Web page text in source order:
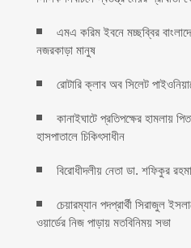
এমএ করিম ইবনে মচ্ছব্বির
নজরকাড়া মানুষ ‎
রোটারি ক্লাব অব সিলেট
কানাইঘাটে প্রতিপক্ষের
হাসপাতালে চিকিৎসাধীন
বিরোধীদলীয় নেতা ডা. শফিকুর
চেয়ারম্যান পদপ্রার্থী সিরাজুল
ওয়ার্ডের নিজ পাড়ায় মতবিনিময় সভা